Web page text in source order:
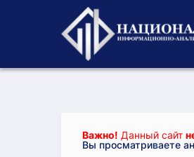
Важно! Данный сайт
Вы просматриваете